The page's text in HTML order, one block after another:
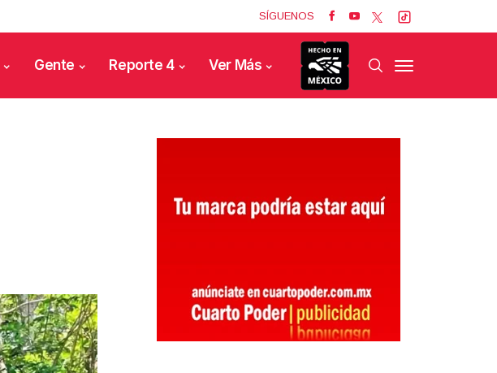
SÍGUENOS
Gente Reporte 4 Ver Más